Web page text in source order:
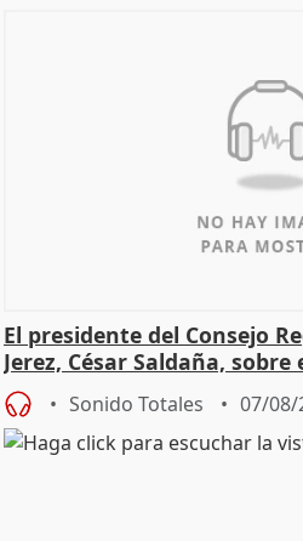
El presidente del Consejo
Jerez, César Saldaña,
Sonido Totales 07/08/